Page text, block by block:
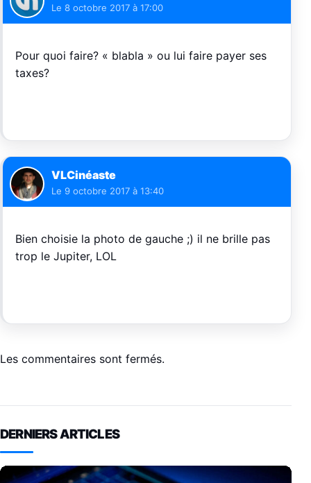
Le 8 octobre 2017 à 17:00
Pour quoi faire? « blabla » ou lui faire payer ses
taxes?
VLCinéaste
Le 9 octobre 2017 à 13:40
Bien choisie la photo de gauche ;) il ne brille pas
trop le Jupiter, LOL
Les commentaires sont fermés.
DERNIERS ARTICLES